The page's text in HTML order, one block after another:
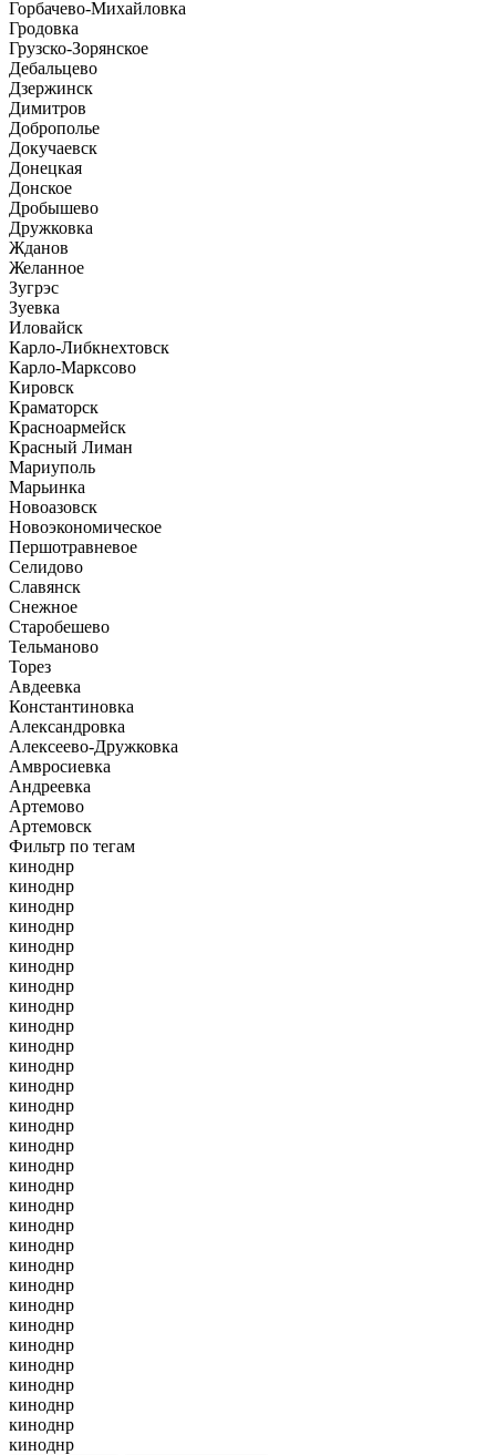
Горбачево-Михайловка
Гродовка
Грузско-Зорянское
Дебальцево
Дзержинск
Димитров
Доброполье
Докучаевск
Донецкая
Донское
Дробышево
Дружковка
Жданов
Желанное
Зугрэс
Зуевка
Иловайск
Карло-Либкнехтовск
Карло-Марксово
Кировск
Краматорск
Красноармейск
Красный Лиман
Мариуполь
Марьинка
Новоазовск
Новоэкономическое
Першотравневое
Селидово
Славянск
Снежное
Старобешево
Тельманово
Торез
Авдеевка
Константиновка
Александровка
Алексеево-Дружковка
Амвросиевка
Андреевка
Артемово
Артемовск
Фильтр по тегам
киноднр
киноднр
киноднр
киноднр
киноднр
киноднр
киноднр
киноднр
киноднр
киноднр
киноднр
киноднр
киноднр
киноднр
киноднр
киноднр
киноднр
киноднр
киноднр
киноднр
киноднр
киноднр
киноднр
киноднр
киноднр
киноднр
киноднр
киноднр
киноднр
киноднр